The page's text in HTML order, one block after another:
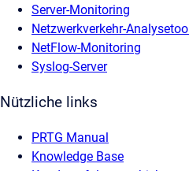
Server-Monitoring
Netzwerkverkehr-Analysetool
NetFlow-Monitoring
Syslog-Server
Nützliche links
PRTG Manual
Knowledge Base